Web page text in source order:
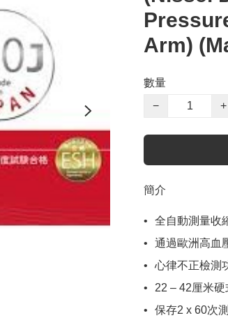
Arm)
數量
−
+
簡介
•	全自動測量收縮壓、舒張壓、脈搏率及脈壓
•	通過歐洲高血壓學會(ESH)臨床精度測試
•	心律不正檢測功能
•	22 – 42厘米硬式袖帶
•	保存2 x 60次測量結果